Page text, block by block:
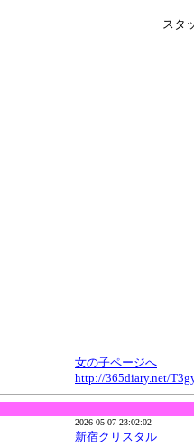
スタ
女の子ページへ
http://365diary.net/
2026-05-07 23:02:02
新宿クリスタル